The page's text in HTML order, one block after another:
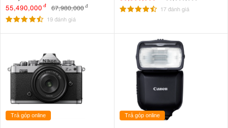
55,490,000 đ 67,980,000đ
19 đánh giá
17 đánh giá
Trả góp online Trả góp online